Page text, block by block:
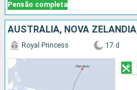
Pensão completa
Royal Princess 17 d